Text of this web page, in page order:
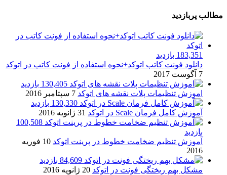
مطالب پربازدید
183,351 بازدید
دانلود فونت کاتب اتوکد+نحوه استفاده از فونت کاتب در اتوکد
7 آگوست 2017
130,405 بازدید
اموزش تنظیمات پلات نقشه های اتوکد 7 سپتامبر 2016
130,330 بازدید
آموزش کامل فرمان Scale در اتوکد
31 ژانویه 2016
100,508
بازدید
آموزش تنظیم ضخامت خطوط در پرینت اتوکد
10 فوریه
2016
84,609 بازدید
مشکل بهم ریختگی فونت در اتوکد 20 ژانویه 2016